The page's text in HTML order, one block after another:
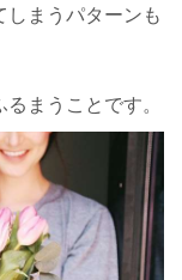
まうパターンも
まうことです。